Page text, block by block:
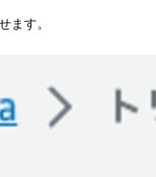
ます。